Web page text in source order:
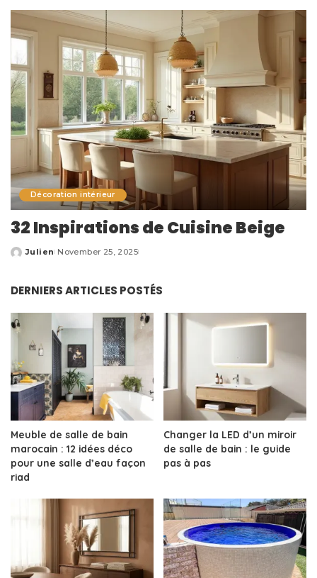
Décoration intérieur
32 Inspirations de Cuisine Beige
Posted
Julien November 25, 2025
DERNIERS ARTICLES POSTÉS
Meuble de salle de bain
marocain : 12 idées déco
pour une salle d’eau façon
riad
Changer la LED d’un miroir
de salle de bain : le guide
pas à pas